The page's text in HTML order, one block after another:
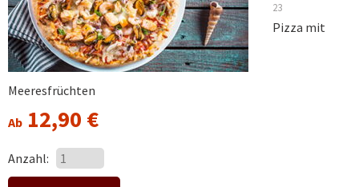
23
Pizza mit
Meeresfrüchten
Ab 12,90 €
Anzahl: